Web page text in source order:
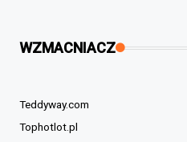
WZMACNIACZ
Teddyway.com
Tophotlot.pl